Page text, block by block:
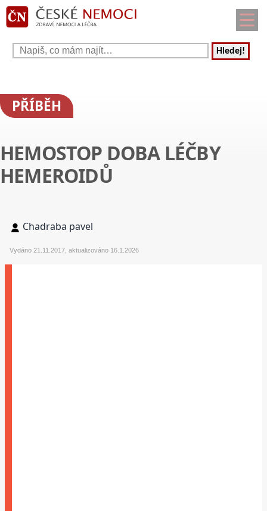
Hledej!
PŘÍBĚH
HEMOSTOP DOBA LÉČBY
HEMEROIDŮ
Chadraba pavel
Vydáno 21.11.2017, aktualizováno 16.1.2026